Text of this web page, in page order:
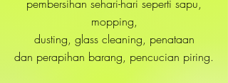
pembersihan sehari-hari seperti sapu,
mopping,
dusting, glass cleaning, penataan
dan perapihan barang, pencucian piring.